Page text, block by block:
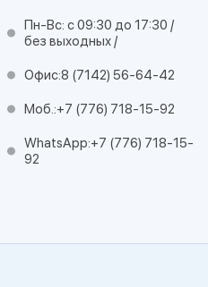
Пн-Вс: с 09:30 до 17:30 /
без выходных /
Офис:8 (7142) 56-64-42
Моб.:+7 (776) 718-15-92
WhatsApp:+7 (776) 718-15-
92